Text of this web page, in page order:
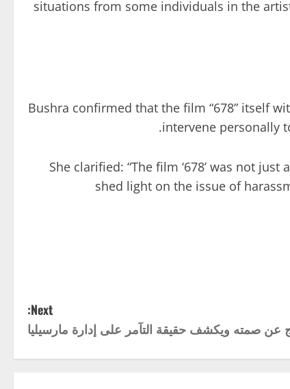
situations from some individuals in the
Bushra confirmed that the film “678” itself
intervene personally
She clarified: “The film ‘678’ was not
shed light on the issue of
Next:
صمته ويكشف حقيقة التآمر على إدارة مارسيليا